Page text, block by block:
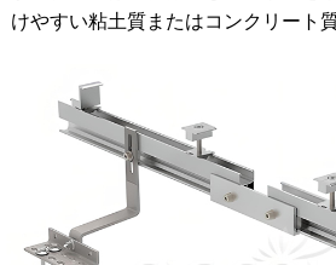
けやすい粘土質またはコンクリート